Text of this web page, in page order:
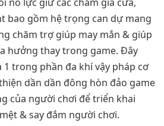
bao gồm hệ trọng can dự mang
chăm trợ giúp may mắn & giúp
hưởng thay trong game. Đây
1 trong phần đa khí vậy pháp cơ
dần dần đông hòn đảo game
của người chơi để triển khai
& say đắm người chơi.